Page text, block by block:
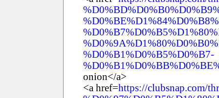
%D0%B1%D0%B5%D0%B7-
onion</a>
<a href=https://clubsnap.com/